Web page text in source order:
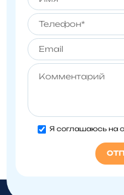
Я соглашаюсь на